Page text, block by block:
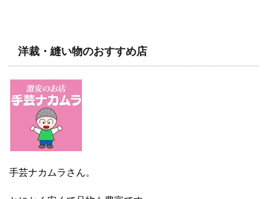
洋裁・縫い物のおすすめ店
手芸ナカムラさん。